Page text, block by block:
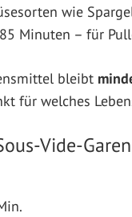
wie
Minuten – für
bleibt
für welches
Vide-